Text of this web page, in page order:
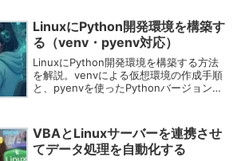
LinuxにPython開発環境を構築す
る（venv・pyenv対応）
LinuxにPython開発環境を構築する方法
を解説。venvによる仮想環境の作成手順
と、pyenvを使ったPythonバージョン管
VBAとLinuxサーバーを連携させ
てデータ処理を自動化する